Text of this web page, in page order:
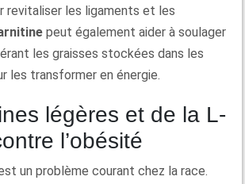
revitaliser les ligaments et les
peut également aider à soulager
les graisses stockées dans les
les transformer en énergie.
l’obésité
un problème courant chez la race.